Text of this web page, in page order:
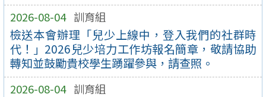
2026-08-04 訓育組
檢送本會辦理「兒少上線中，登入我們的社群時
代！」2026兒少培力工作坊報名簡章，敬請協助
轉知並鼓勵貴校學生踴躍參與，請查照。
2026-08-04 訓育組